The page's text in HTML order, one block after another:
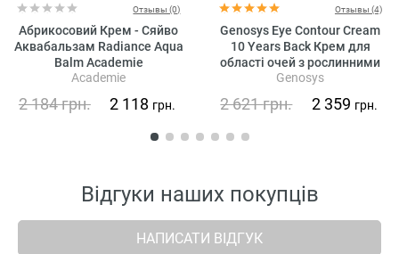
Отзывы (0)
Абрикосовий Крем - Сяйво
Аквабальзам Radiance Aqua
Balm Academie
Academie
2 184грн. 2 118 грн.
Отзывы (4)
Genosys Eye Contour Cream
10 Years Back Крем для
області очей з рослинними
стовбуровими клітинами
Genosys
2 621грн. 2 359 грн.
Відгуки наших покупців
НАПИСАТИ ВІДГУК